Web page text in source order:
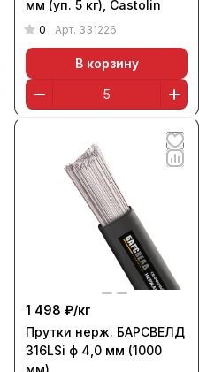
мм (уп. 5 кг), Castolin
0 Арт. 331226
В корзину
1 498 ₽/кг
Прутки нерж. БАРСВЕЛД
316LSi ф 4,0 мм (1000
мм)